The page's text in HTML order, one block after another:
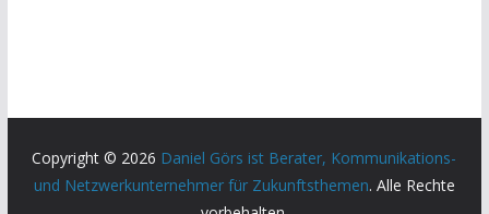
Copyright © 2026 Daniel Görs ist Berater, Kommunikations-
und Netzwerkunternehmer für Zukunftsthemen. Alle Rechte